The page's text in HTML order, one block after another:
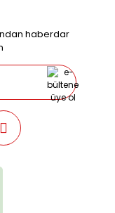
haberdar
Kredi kartı